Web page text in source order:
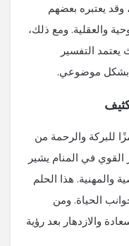
وقد يعتبره بعضهم
والعقلية. ومع ذلك،
يعتمد التفسير
بشكل موضوعي.
للبركة والرحمة من
في المنام يشير
والمهنية. هذا الحلم
الحياة. ومن
والازدهار بعد رؤية